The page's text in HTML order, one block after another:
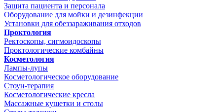
Защита пациента и персонала
Оборудование для мойки и дезинфекции
Установки для обеззараживания отходов
Проктология
Ректоскопы, сигмоидоскопы
Проктологические комбайны
Косметология
Лампы-лупы
Косметологическое оборудование
Стоун-терапия
Косметологические кресла
Массажные кушетки и столы